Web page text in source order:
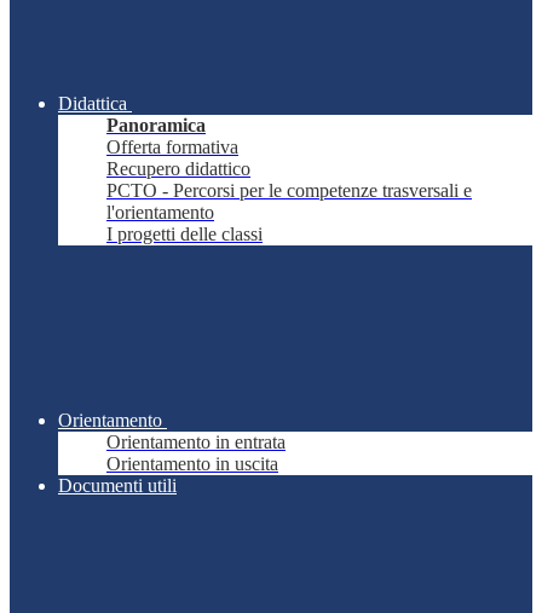
Didattica
Panoramica
Offerta formativa
Recupero didattico
PCTO - Percorsi per le competenze trasversali e
l'orientamento
I progetti delle classi
Orientamento
Orientamento in entrata
Orientamento in uscita
Documenti utili